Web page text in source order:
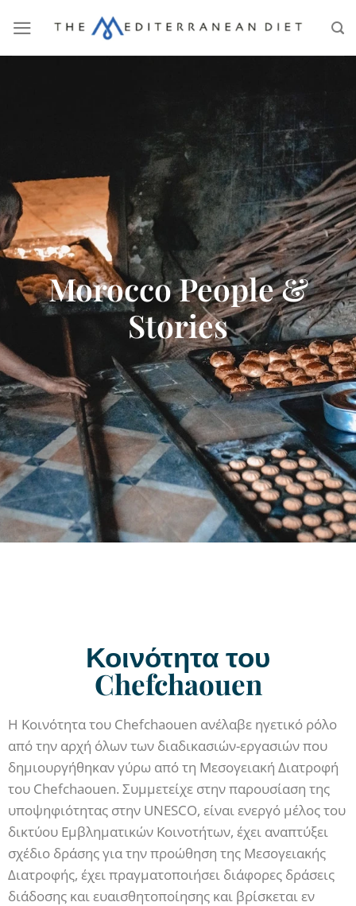
Morocco People &
Stories
Κοινότητα του
Chefchaouen
Η Κοινότητα του Chefchaouen ανέλαβε ηγετικό ρόλο
από την αρχή όλων των διαδικασιών-εργασιών που
δημιουργήθηκαν γύρω από τη Μεσογειακή Διατροφή
του Chefchaouen. Συμμετείχε στην παρουσίαση της
υποψηφιότητας στην UNESCO, είναι ενεργό μέλος του
δικτύου Εμβληματικών Κοινοτήτων, έχει αναπτύξει
σχέδιο δράσης για την προώθηση της Μεσογειακής
Διατροφής, έχει πραγματοποιήσει διάφορες δράσεις
διάδοσης και ευαισθητοποίησης και βρίσκεται εν